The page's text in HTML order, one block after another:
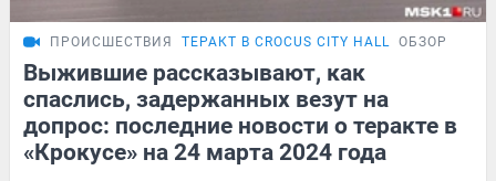
ПРОИСШЕСТВИЯ ТЕРАКТ В CROCUS CITY HALL ОБЗОР
Выжившие рассказывают, как
спаслись, задержанных везут на
допрос: последние новости о теракте в
«Крокусе» на 24 марта 2024 года